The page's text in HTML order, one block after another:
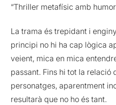
“Thriller metafísic amb humor
La trama és trepidant i
principi no hi ha cap lògica
veient, mica en mica
passant. Fins hi tot la relació
personatges, aparentment
resultarà que no ho és tant.